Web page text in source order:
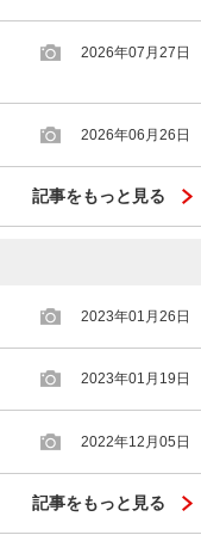
2026年07月27日
2026年06月26日
記事をもっと見る
2023年01月26日
2023年01月19日
2022年12月05日
記事をもっと見る